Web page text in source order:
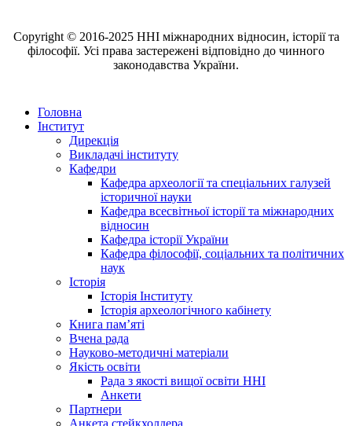
Copyright © 2016-2025 ННІ міжнародних відносин, історії та
філософії. Усі права застережені відповідно до чинного
законодавства України.
Головна
Інститут
Дирекція
Викладачі інституту
Кафедри
Кафедра археології та спеціальних галузей
історичної науки
Кафедра всесвітньої історії та міжнародних
відносин
Кафедра історії України
Кафедра філософії, соціальних та політичних
наук
Історія
Історія Інституту
Історія археологічного кабінету
Книга памʼяті
Вчена рада
Науково-методичні матеріали
Якість освіти
Рада з якості вищої освіти ННІ
Анкети
Партнери